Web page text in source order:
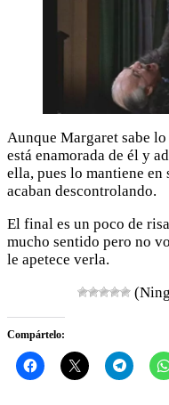
Aunque Margaret sabe
está enamorada de él y
ella, pues lo mantiene en
acaban descontrolando.
El final es un poco de
mucho sentido pero no
le apetece verla.
Compártelo: